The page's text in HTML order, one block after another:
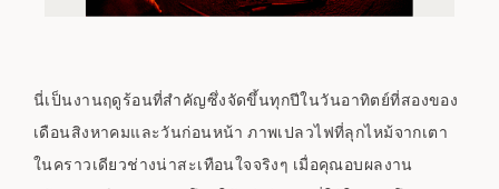
นี่เป็นงานฤดูร้อนที่สำคัญซึ่งจัดขึ้นทุกปีในวันอาทิตย์ที่สองของ
เดือนสิงหาคมและวันก่อนหน้า ภาพเปลวไฟที่ลุกไหม้จากเตา
ในคราวเดียวช่างน่าสะเทือนใจจริงๆ เมื่อคุณอบผลงาน